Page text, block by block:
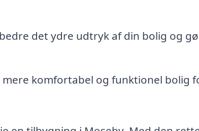
det ydre udtryk af din bolig og
komfortabel og funktionel bolig